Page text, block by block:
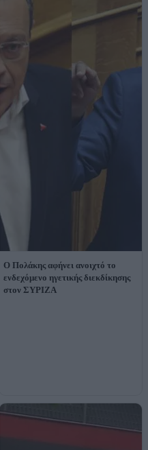
Ο Πολάκης αφήνει ανοιχτό το
ενδεχόμενο ηγετικής διεκδίκησης
στον ΣΥΡΙΖΑ